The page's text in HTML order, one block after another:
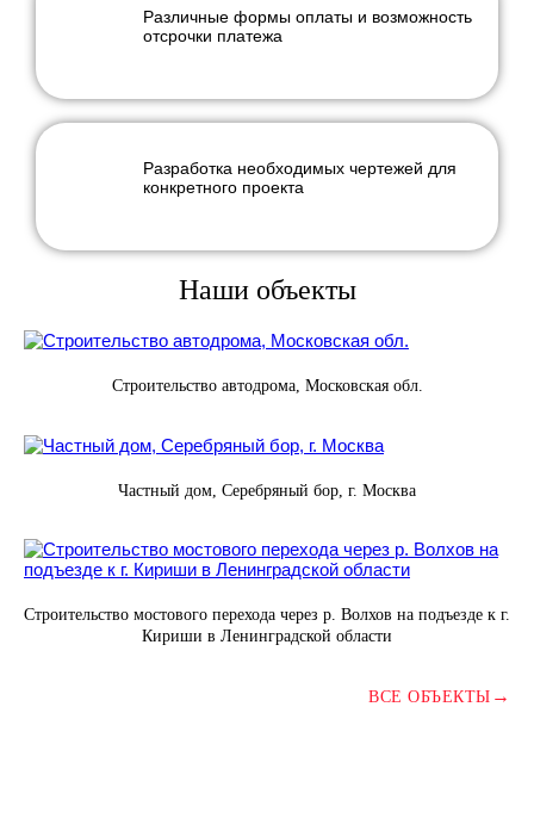
Различные формы оплаты и возможность
отсрочки платежа
Разработка необходимых чертежей для
конкретного проекта
Наши объекты
Строительство автодрома, Московская обл.
Частный дом, Серебряный бор, г. Москва
Строительство мостового перехода через р. Волхов на подъезде к г.
Кириши в Ленинградской области
ВСЕ ОБЪЕКТЫ →